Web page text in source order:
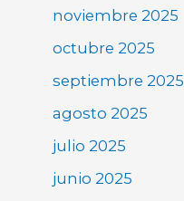
noviembre 2025
octubre 2025
septiembre 2025
agosto 2025
julio 2025
junio 2025